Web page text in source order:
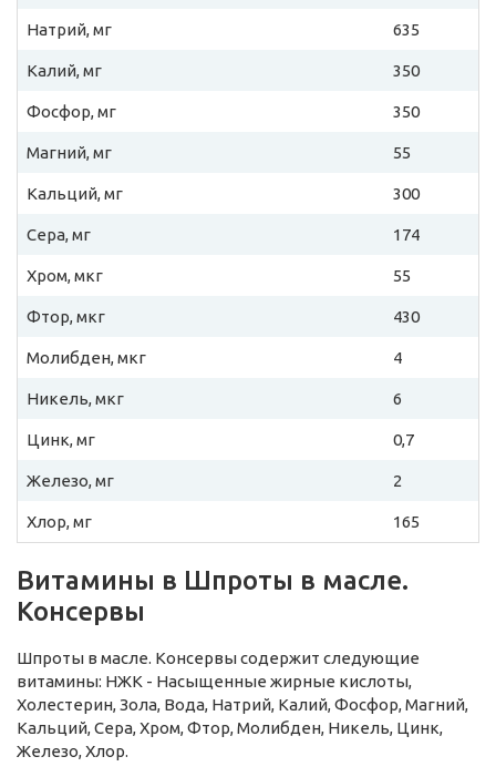
Натрий, мг 635
Калий, мг 350
Фосфор, мг 350
Магний, мг 55
Кальций, мг 300
Сера, мг 174
Хром, мкг 55
Фтор, мкг 430
Молибден, мкг 4
Никель, мкг 6
Цинк, мг 0,7
Железо, мг 2
Хлор, мг 165
Витамины в Шпроты в масле.
Консервы
Шпроты в масле. Консервы содержит следующие
витамины: НЖК - Насыщенные жирные кислоты,
Холестерин, Зола, Вода, Натрий, Калий, Фосфор, Магний,
Кальций, Сера, Хром, Фтор, Молибден, Никель, Цинк,
Железо, Хлор.